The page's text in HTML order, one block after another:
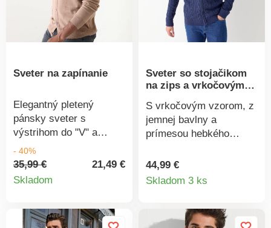
Sveter na zapínanie
Elegantný pletený
pánsky sveter s
výstrihom do "V" a
gombíkovou légou. Má
dlhé rukávy a 2 vrecká
vpredu. Príjemne sa
kvality je značka
- 40%
35,99 €
21,49 €
Skladom
Sveter so stojačikom
na zips a vrkočovým
S vrkočovým vzorom, z
jemnej bavlny a
prímesou hebkého
stojačikom spoľahlivo
zahreje. Hrejivý jemný
Vpredu skrytý zips. Dlhé
44,99 €
Skladom 3 ks